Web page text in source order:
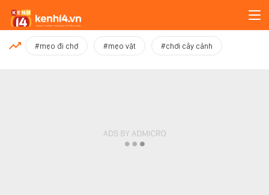
MỚI NHẤT
#mẹo đi chợ #mẹo vặt #chơi cây cảnh